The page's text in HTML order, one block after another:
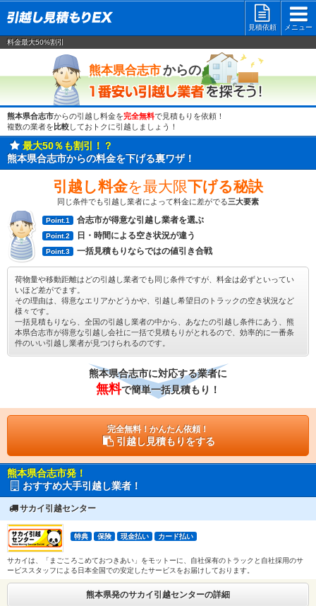
見積依頼
メニュー
料金最大50%割引
熊本県合志市からの
熊本県合志市からの引越し料金を完全無料で見積もりを依頼！
複数の業者を 比較しておトクに引越しましょう！
最大50％も割引！？
熊本県合志市からの料金を下げる裏ワザ！
引越し料金を最大限下げる秘訣
同じ条件でも引越し業者によって料金に差がでる三大要素
Point.1 合志市が得意な引越し業者を選ぶ
Point.2 日・時間による空き状況が違う
Point.3 一括見積もりならではの値引き合戦
荷物量や移動距離はどの引越し業者でも同じ条件ですが、料金は必ずといってい
いほど差がでます。
その理由は、得意なエリアかどうかや、引越し希望日のトラックの空き状況など
様々です。
一括見積もりなら、全国の引越し業者の中から、あなたの引越し条件にあう、熊
本県合志市が得意な引越し会社に一括で見積もりがとれるので、効率的に一番条
件のいい引越し業者が見つけられるのです。
熊本県合志市に対応する業者に
無料で簡単一括見積もり！
完全無料！かんたん依頼！
引越し見積もりをする
熊本県合志市発！
おすすめ大手引越し業者！
サカイ引越センター
特典 保険 現金払い カード払い
サカイは、「まごころこめておつきあい」をモットーに、自社保有のトラックと自社採用のサ
ービススタッフによる日本全国での安定したサービスをお届けしております。
熊本県発のサカイ引越センターの詳細